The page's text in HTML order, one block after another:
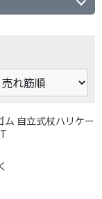
ム 自立式杖ハリケー